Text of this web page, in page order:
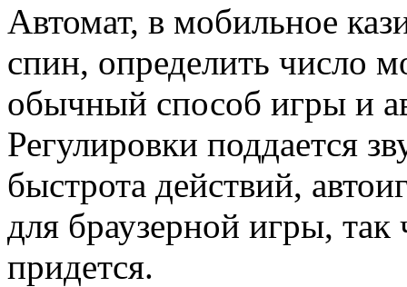
Автомат, в мобильное
спин, определить число
обычный способ игры и
Регулировки поддается
быстрота действий,
для браузерной игры, так
придется.